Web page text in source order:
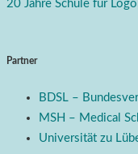
20 Jahre Schule für
Partner
BDSL –
MSH – Medical
Universität zu